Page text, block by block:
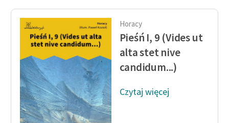
Regulamin biblioteki
Dane fundacji i
sprawozdania finansowe
Regulamin darowizn
Informacja o treściach
wrażliwych
Deklaracja dostępności
Horacy
Pieśń I, 9 (Vides ut
alta stet nive
candidum...)
Czytaj więcej